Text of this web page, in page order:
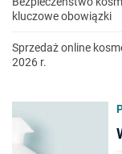
kluczowe obowiązki
Sprzedaż online
2026 r.